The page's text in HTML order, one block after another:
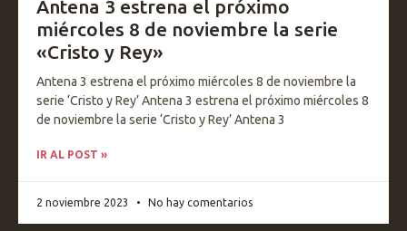
Antena 3 estrena el próximo
miércoles 8 de noviembre la serie
«Cristo y Rey»
Antena 3 estrena el próximo miércoles 8 de noviembre la
serie ‘Cristo y Rey’ Antena 3 estrena el próximo miércoles 8
de noviembre la serie ‘Cristo y Rey’ Antena 3
IR AL POST »
2 noviembre 2023 No hay comentarios